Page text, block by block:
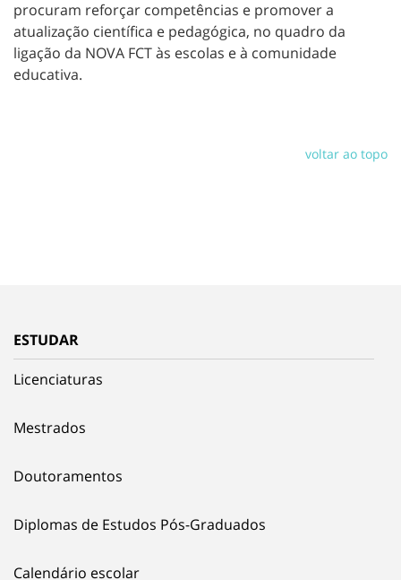
procuram reforçar competências e promover a
atualização científica e pedagógica, no quadro da
ligação da NOVA FCT às escolas e à comunidade
educativa.
voltar ao topo
ESTUDAR
Licenciaturas
Mestrados
Doutoramentos
Diplomas de Estudos Pós-Graduados
Calendário escolar